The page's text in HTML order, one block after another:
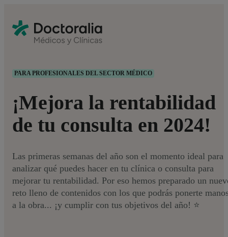
PARA PROFESIONALES DEL SECTOR MÉDICO
¡Mejora la rentabilidad
de tu consulta en 2024!
Las primeras semanas del año son el momento ideal para
analizar qué puedes hacer en tu clínica o consulta para
mejorar tu rentabilidad. Por eso hemos preparado un
reto lleno de contenidos con los que podrás ponerte
a la obra... ¡y cumplir con tus objetivos del año! ⭐